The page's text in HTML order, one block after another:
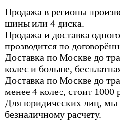
Продажа в регионы
шины или 4 диска.
Продажа и доставка
прозводится по
Доставка по Москве до
колес и больше,
Доставка по Москве до
менее 4 колес, стоит 1000
Для юридических лиц, мы
безналичному расчету.